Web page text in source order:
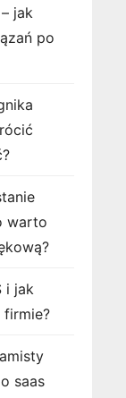
jak
po
warto
i jak
firmie?
saas